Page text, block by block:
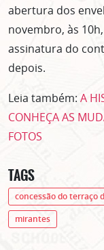
abertura dos
novembro, às
assinatura do
depois.
Leia também: A
CONHEÇA AS
FOTOS
TAGS
concessão do terraço
mirantes NOSSA